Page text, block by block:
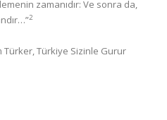
zamanıdır: Ve sonra da,
2
Türker, Türkiye Sizinle Gurur